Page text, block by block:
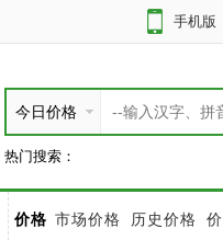
手机版
今日价格
热门搜索：
价格 市场价格 历史价格